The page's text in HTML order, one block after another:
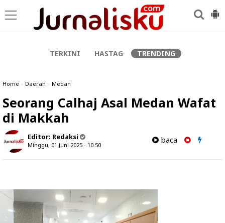
TERKINI HASTAG TRENDING
Home » Daerah » Medan
Seorang Calhaj Asal Medan Wafat
di Makkah
Editor: Redaksi
Minggu, 01 Juni 2025 - 10.50
baca